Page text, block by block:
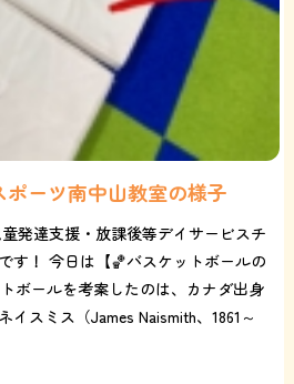
ポーツ南中山教室の様子
発達支援・放課後等デイサービスチ
す！ 今日は【🏀バスケットボールの
ボールを考案したのは、カナダ出身
スミス（James Naismith、1861～